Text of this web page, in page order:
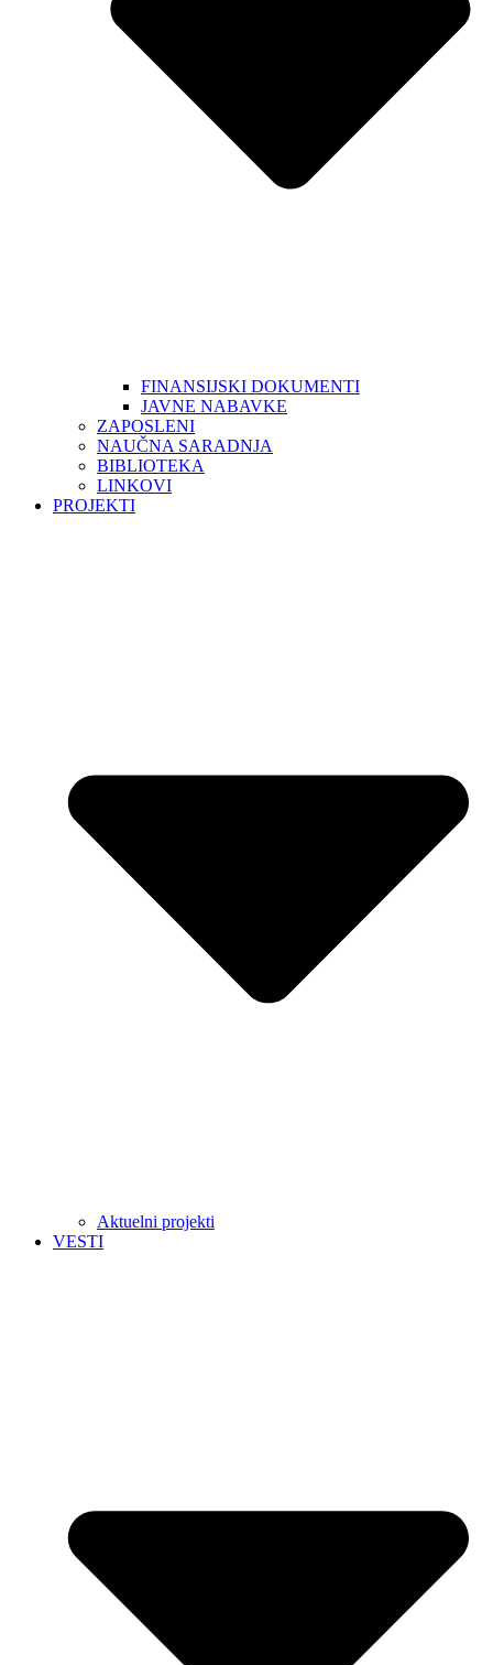
FINANSIJSKI DOKUMENTI
JAVNE NABAVKE
ZAPOSLENI
NAUČNA SARADNJA
BIBLIOTEKA
LINKOVI
PROJEKTI
Aktuelni projekti
VESTI